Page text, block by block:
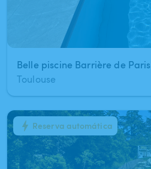
Belle piscine Barrière de Paris
Toulouse
1/5 Reserva automática